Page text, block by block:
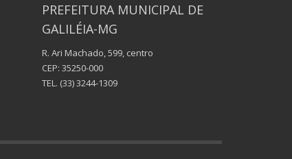
PREFEITURA MUNICIPAL DE
GALILÉIA-MG
R. Ari Machado, 599, centro
CEP: 35250-000
TEL. (33) 3244-1309